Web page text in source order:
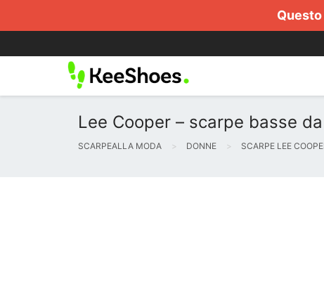
Lee Cooper – scarpe basse
SCARPEALLA MODA DONNE SCARPE LEE